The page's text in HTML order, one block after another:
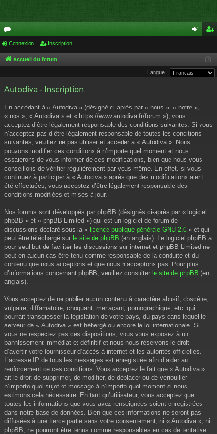
or
u
s
cri
pti
Connexion Inscription
Accueil du forum
Langue :
Autodiva - Inscription
En accédant à « Autodiva » (désigné ci-après par « nous », « notre »,
« nos », « Autodiva » et « https://www.autodiva.fr/forum »), vous
acceptez d’être légalement responsable des conditions suivantes. Si vous
n’acceptez pas d’être légalement responsable de toutes les conditions
suivantes, veuillez ne pas utiliser et accéder à « Autodiva ». Nous
pouvons modifier ces conditions à n’importe quel moment et nous
essaierons de vous informer de ces modifications, bien que nous vous
conseillons de vérifier régulièrement par vous-même. En effet, si vous
continuez à participer à « Autodiva » après que des modifications aient
été effectuées, vous acceptez d’être légalement responsable des
conditions modifiées et mises à jour.
Nos forums sont développés par phpBB (désignés ci-après par « logiciel
phpBB » et « phpBB Limited ») qui est un logiciel de forum de
discussions déclaré sous la « licence publique générale GNU 2.0 » et qui
peut être téléchargé sur le site de phpBB (en anglais). Le logiciel phpBB a
pour seul but de faciliter les discussions sur internet et phpBB Limited ne
peut en aucun cas être tenu comme responsable de la conduite et du
contenu que nous acceptons et que nous n’acceptons pas. Pour plus
d’informations concernant phpBB, veuillez consulter le site de phpBB (en
anglais).
Vous acceptez de ne publier aucun contenu à caractère abusif, obscène,
vulgaire, diffamatoire, choquant, menaçant, pornographique, etc. qui
pourrait transgresser la législation de votre pays, du pays dans lequel le
serveur de « Autodiva » est hébergé ou encore la loi internationale. Si
vous ne respectez pas ces dispositions, vous vous exposez à un
bannissement immédiat et définitif et nous nous réservons le droit
d’avertir votre fournisseur d’accès à internet et les autorités officielles.
L’adresse IP de tous les messages est enregistrée afin d’aider au
renforcement de ces conditions. Vous acceptez le fait que « Autodiva »
ait le droit de supprimer, de modifier, de déplacer ou de verrouiller
n’importe quel sujet et message à n’importe quel moment si nous
estimons cela nécessaire. En tant qu’utilisateur, vous acceptez que
toutes les informations que vous avez renseignées soient enregistrées
dans notre base de données. Bien que ces informations ne seront pas
diffusées à une tierce partie sans votre consentement, ni « Autodiva », ni
phpBB, ne pourront être tenus comme responsables en cas de tentative